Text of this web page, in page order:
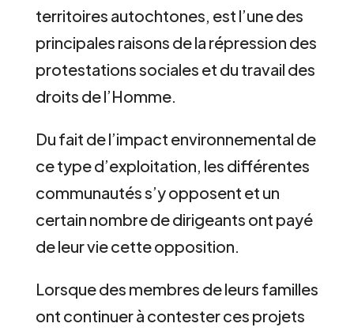
territoires autochtones, est l’une des
principales raisons de la répression des
protestations sociales et du travail des
droits de l’Homme.
Du fait de l’impact environnemental de
ce type d’exploitation, les différentes
communautés s’y opposent et un
certain nombre de dirigeants ont payé
de leur vie cette opposition.
Lorsque des membres de leurs familles
ont continuer à contester ces projets